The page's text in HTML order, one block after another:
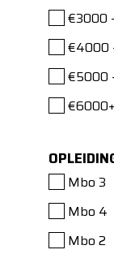
€3000
€4000
€5000
€6000+
Mbo 3
Mbo 4
Mbo 2